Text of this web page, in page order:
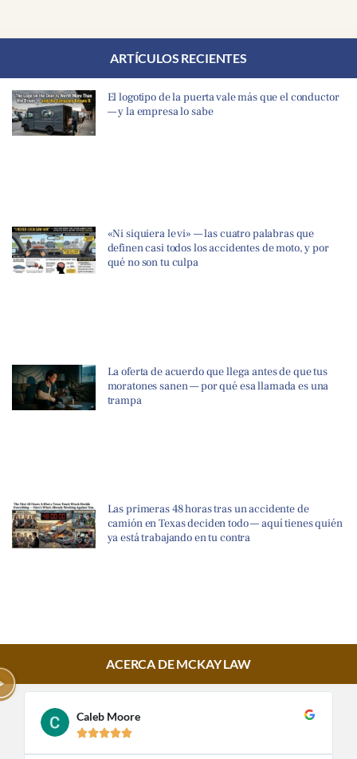
ARTÍCULOS RECIENTES
El logotipo de la puerta vale más que el conductor
— y la empresa lo sabe
«Ni siquiera le vi» — las cuatro palabras que
definen casi todos los accidentes de moto, y por
qué no son tu culpa
La oferta de acuerdo que llega antes de que tus
moratones sanen — por qué esa llamada es una
trampa
Las primeras 48 horas tras un accidente de
camión en Texas deciden todo — aquí tienes quién
ya está trabajando en tu contra
ACERCA DE MCKAY LAW
Caleb Moore
